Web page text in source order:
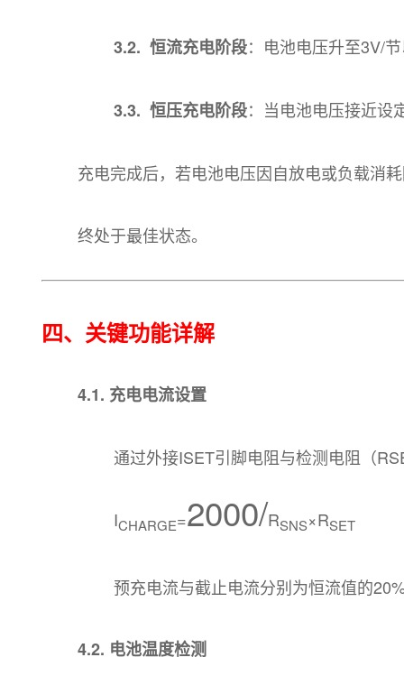
3.2. 恒流充电阶段：电池电压升至3V/
3.3. 恒压充电阶段：当电池电压接近设
充电完成后，若电池电压因自放电或负载消
终处于最佳状态。
四、关键功能详解
4.1. 充电电流设置
通过外接ISET引脚电阻与检测电阻（
ICHARGE​=2000​/RSNS​×RSET
预充电流与截止电流分别为恒流值的
4.2. 电池温度检测